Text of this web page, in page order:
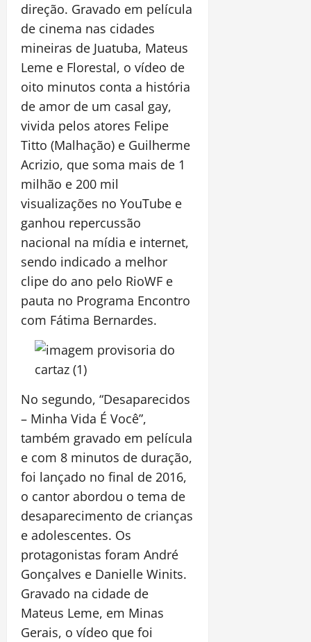
direção. Gravado em película
de cinema nas cidades
mineiras de Juatuba, Mateus
Leme e Florestal, o vídeo de
oito minutos conta a história
de amor de um casal gay,
vivida pelos atores Felipe
Titto (Malhação) e Guilherme
Acrizio, que soma mais de 1
milhão e 200 mil
visualizações no YouTube e
ganhou repercussão
nacional na mídia e internet,
sendo indicado a melhor
clipe do ano pelo RioWF e
pauta no Programa Encontro
com Fátima Bernardes.
No segundo, “Desaparecidos
– Minha Vida É Você”,
também gravado em película
e com 8 minutos de duração,
foi lançado no final de 2016,
o cantor abordou o tema de
desaparecimento de crianças
e adolescentes. Os
protagonistas foram André
Gonçalves e Danielle Winits.
Gravado na cidade de
Mateus Leme, em Minas
Gerais, o vídeo que foi